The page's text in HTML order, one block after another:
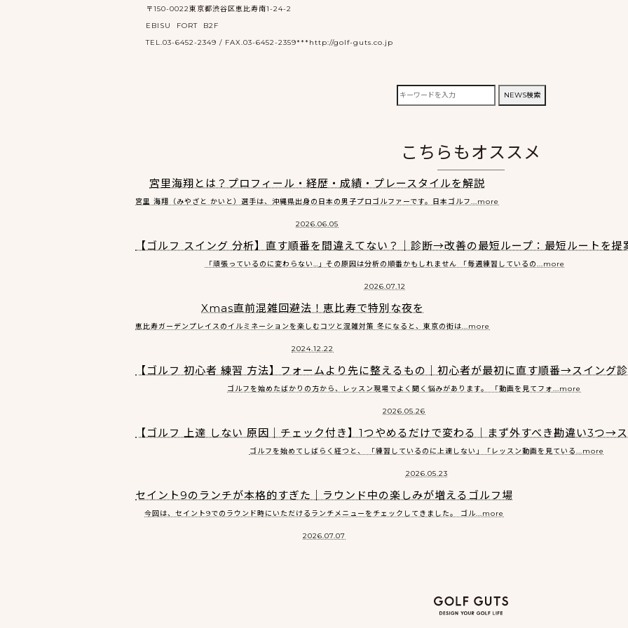
〒150-0022東京都渋谷区恵比寿南1-24-2
EBISU FORT B2F
TEL.03-6452-2349 / FAX.03-6452-2359***http://golf-guts.co.jp
検
NEWS検索
こちらもオススメ
宮里海翔とは？プロフィール・経歴・成績・プレースタイルを解説
宮里 海翔（みやざと かいと）選手は、沖縄県出身の日本の男子プロゴルファーです。日本ゴルフ...more
2026.06.05
【ゴルフ スイング 分析】直す順番を間違えてない？｜診断→改善の最短ループ：最短ルートを提
「頑張っているのに変わらない…」その原因は分析の順番かもしれません 「毎週練習しているの...more
2026.07.12
Xmas直前混雑回避法！恵比寿で特別な夜を
恵比寿ガーデンプレイスのイルミネーションを楽しむコツと混雑対策 冬になると、東京の街は...more
2024.12.22
【ゴルフ 初心者 練習 方法】フォームより先に整えるもの｜初心者が最初に直す順番→スイング
ゴルフを始めたばかりの方から、レッスン現場でよく聞く悩みがあります。 「動画を見てフォ...more
2026.05.26
【ゴルフ 上達 しない 原因｜チェック付き】1つやめるだけで変わる｜まず外すべき勘違い3つ→
ゴルフを始めてしばらく経つと、 「練習しているのに上達しない」「レッスン動画を見ている...more
2026.05.23
セイント9のランチが本格的すぎた｜ラウンド中の楽しみが増えるゴルフ場
今回は、セイント9でのラウンド時にいただけるランチメニューをチェックしてきました。 ゴル...more
2026.07.07